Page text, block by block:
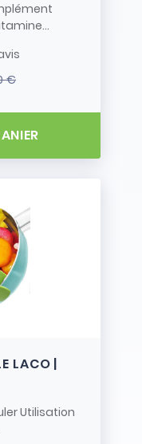
€
LACO |
Utilisation